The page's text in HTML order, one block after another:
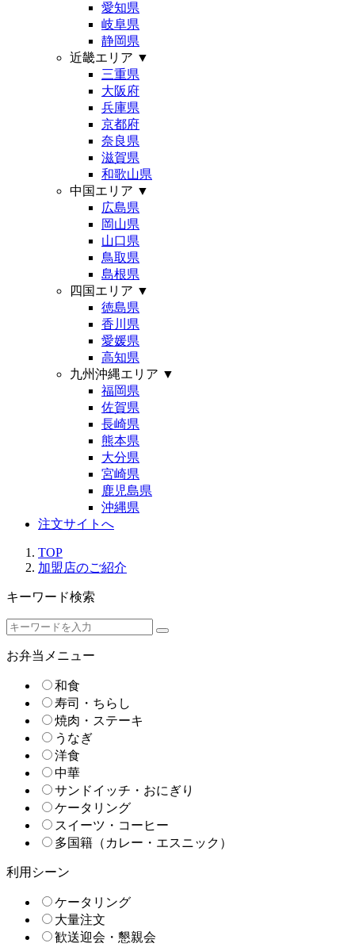
愛知県
岐阜県
静岡県
近畿エリア ▼
三重県
大阪府
兵庫県
京都府
奈良県
滋賀県
和歌山県
中国エリア ▼
広島県
岡山県
山口県
鳥取県
島根県
四国エリア ▼
徳島県
香川県
愛媛県
高知県
九州沖縄エリア ▼
福岡県
佐賀県
長崎県
熊本県
大分県
宮崎県
鹿児島県
沖縄県
注文サイトへ
TOP
加盟店のご紹介
キーワード検索
お弁当メニュー
和食
寿司・ちらし
焼肉・ステーキ
うなぎ
洋食
中華
サンドイッチ・おにぎり
ケータリング
スイーツ・コーヒー
多国籍（カレー・エスニック）
利用シーン
ケータリング
大量注文
歓送迎会・懇親会